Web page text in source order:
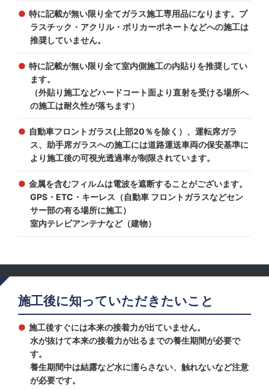
特に記載が無い限り全てガラス施工専用品になります。プ
ラスチック・アクリル・ポリカーポネートなどへの施工は
推奨していません。
特に記載が無い限り全て室内側施工の内貼りを推奨してい
ます。
（外貼り施工などハードコート面より直射を受ける場所へ
の施工は耐久性が落ちます）
自動車フロントガラス(上部20％を除く）、運転席ガラ
ス、助手席ガラスへの施工には道路運送車両の保安基準に
より施工後の可視光透過率が制限されています。
金属を含むフィルムは電波を遮断することがございます。
GPS・ETC・キーレス（自動車 フロントガラスなどセン
サー部の有る場所に施工）
室内テレビアンテナなど（建物）
施工後に知っていただきたいこと
施工後すぐには本来の接着力が出ていません。
水が抜けて本来の接着力が出るまでの養生期間が必要で
す。
養生期間中は結露など水に濡らさない、触れないなど注意
が必要です。